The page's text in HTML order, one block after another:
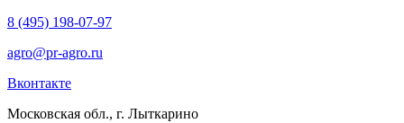
8 (495) 198-07-97
agro@pr-agro.ru
Вконтакте
Московская обл., г. Лыткарино